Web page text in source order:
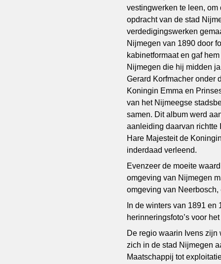
vestingwerken te leen, om
opdracht van de stad
verdedigingswerken
Nijmegen van 1890 door
kabinetformaat en gaf
Nijmegen die hij midden
Gerard Korfmacher onder
Koningin Emma en
van het Nijmeegse
samen. Dit album werd
aanleiding daarvan richtte
Hare Majesteit de
inderdaad verleend.
Evenzeer de moeite
omgeving van Nijmegen
omgeving van Neerbosch,
In de winters van 1891
herinneringsfoto’s voor
De regio waarin Ivens zijn
zich in de stad Nijmegen
Maatschappij tot